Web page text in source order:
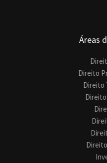
Áreas
Direito
Direito
Direito